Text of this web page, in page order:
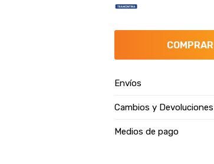
COMPRAR
Envíos
Cambios y Devoluciones
Medios de pago